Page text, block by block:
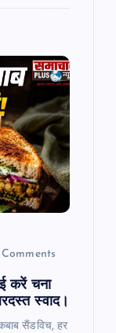
करें चना
स्वाद।
सैंडविच, हर